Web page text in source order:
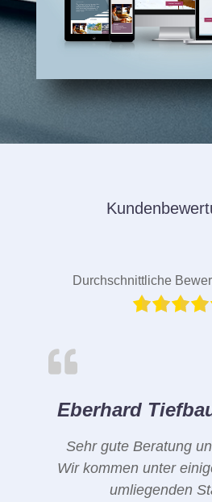
Durchschnittliche
Eberhard
Sehr gute Beratung
Wir kommen unter
umliegenden